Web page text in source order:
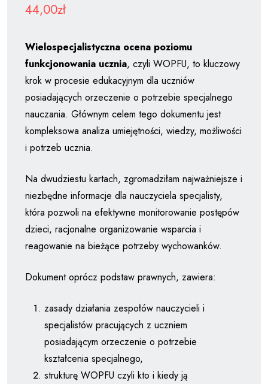
44,00zł
Wielospecjalistyczna ocena poziomu
funkcjonowania ucznia, czyli WOPFU, to kluczowy
krok w procesie edukacyjnym dla uczniów
posiadających orzeczenie o potrzebie specjalnego
nauczania. Głównym celem tego dokumentu jest
kompleksowa analiza umiejętności, wiedzy, możliwości
i potrzeb ucznia.
Na dwudziestu kartach, zgromadziłam najważniejsze i
niezbędne informacje dla nauczyciela specjalisty,
która pozwoli na efektywne monitorowanie postępów
dzieci, racjonalne organizowanie wsparcia i
reagowanie na bieżące potrzeby wychowanków.
Dokument oprócz podstaw prawnych, zawiera:
zasady działania zespołów nauczycieli i
specjalistów pracujących z uczniem
posiadającym orzeczenie o potrzebie
kształcenia specjalnego,
strukturę WOPFU czyli kto i kiedy ją